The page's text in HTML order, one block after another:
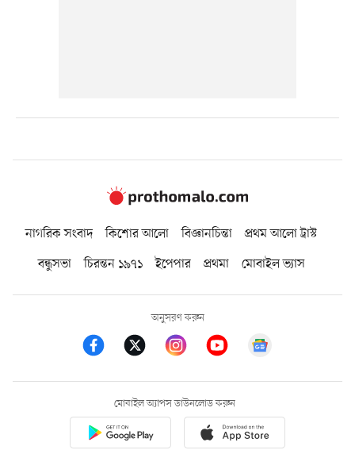
নাগরিক সংবাদ কিশোর আলো বিজ্ঞানচিন্তা
প্রথম আলো ট্রাস্ট
বন্ধুসভা
চিরন্তন ১৯৭১ ইপেপার প্রথমা মোবাইল ভ্যাস
অনুসরণ করুন
মোবাইল অ্যাপস ডাউনলোড করুন